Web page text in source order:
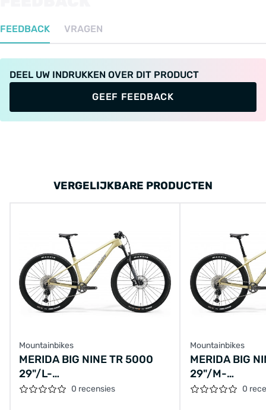
FEEDBACK VRAGEN
DEEL UW INDRUKKEN OVER DIT PRODUCT
GEEF FEEDBACK
VERGELIJKBARE PRODUCTEN
Mountainbikes
MERIDA BIG NINE TR 5000
29"/L-
44CM/12VER/CHAMPAGNE/2024/
0 recensies
Mountainbikes
MERIDA BIG
29"/M-
41CM/12VER/
0